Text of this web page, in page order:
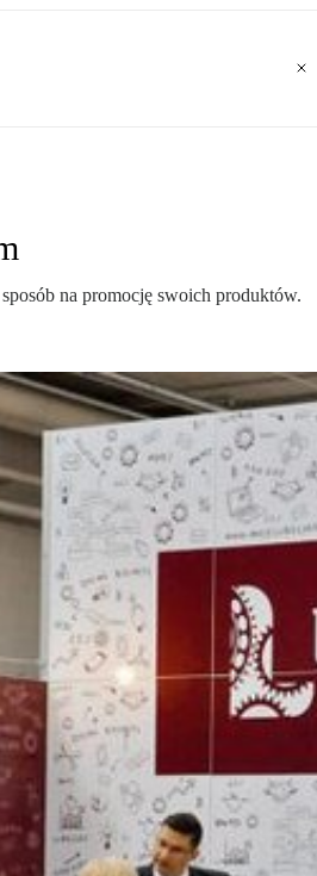
na promocję swoich produktów.